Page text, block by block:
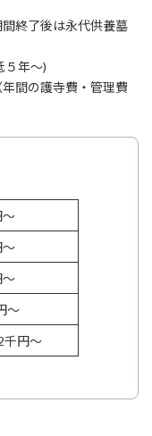
終了後は永代供養墓
５年～)
間の護寺費・管理費
～
～
～
～
千円～